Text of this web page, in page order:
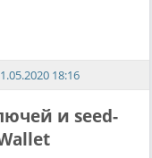
18:16
и seed-